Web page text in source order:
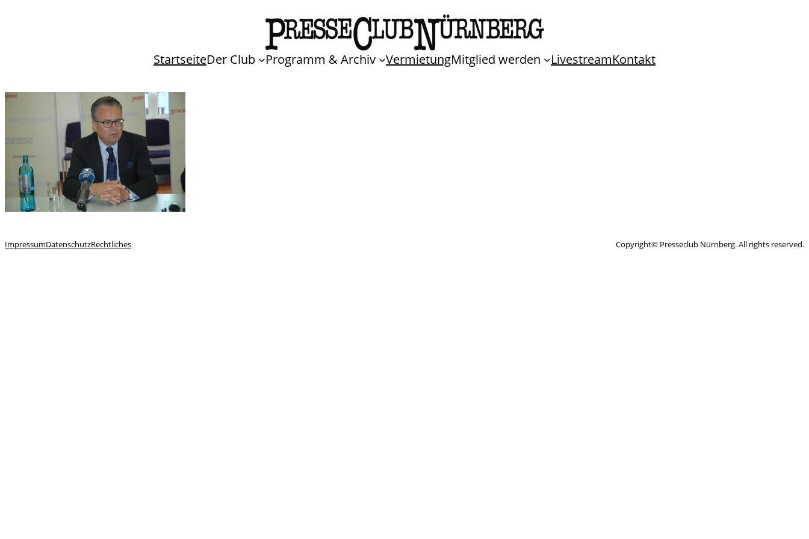
StartseiteDer Club Programm & Archiv VermietungMitglied werden LivestreamKontakt
ImpressumDatenschutzRechtliches Copyright© Presseclub Nürnberg. All rights reserved.